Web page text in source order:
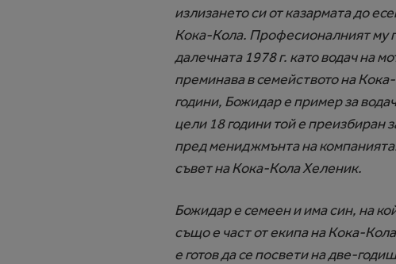
излизането си от казармата до
Кока-Кола. Професионалният му
далечната 1978 г. като водач на
преминава в семейството на
години, Божидар е пример за
цели 18 години той е преизбиран
пред мениджмънта на
съвет на Кока-Кола Хеленик.
Божидар е семеен и има син, на
също е част от екипа на Кока-
е готов да се посвети на две-